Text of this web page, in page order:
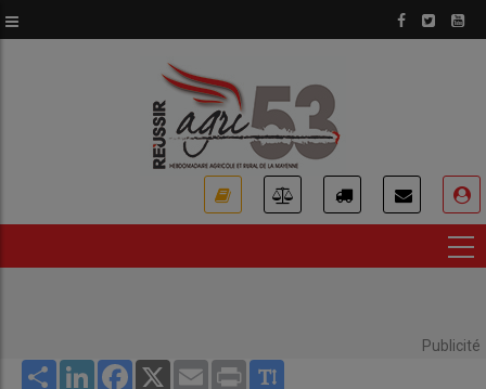
au
Publicité
Share LinkedInFacebook
X Email Print